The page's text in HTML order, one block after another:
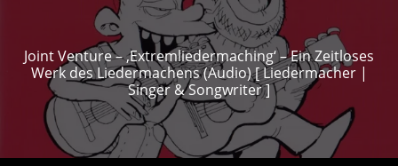
Joint Venture – ‚Extremliedermaching‘ – Ein Zeitloses
Werk des Liedermachens (Audio) [ Liedermacher |
Singer & Songwriter ]